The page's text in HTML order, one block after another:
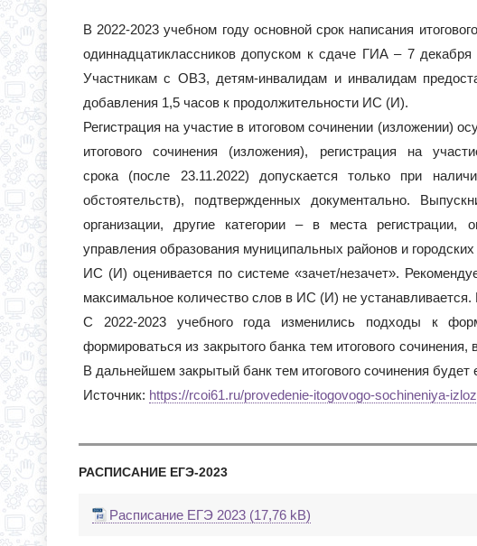
В 2022-2023 учебном году основной срок написания
одиннадцатиклассников допуском к сдаче ГИА – 7
Участникам с ОВЗ, детям-инвалидам и инвалидам
добавления 1,5 часов к продолжительности ИС (И).
Регистрация на участие в итоговом сочинении (изложении)
итогового сочинения (изложения), регистрация на
срока (после 23.11.2022) допускается только при
обстоятельств), подтвержденных документально.
организации, другие категории – в места регистрации,
управления образования муниципальных районов и городских
ИС (И) оценивается по системе «зачет/незачет».
максимальное количество слов в ИС (И) не
С 2022-2023 учебного года изменились подходы к
формироваться из закрытого банка тем итогового
В дальнейшем закрытый банк тем итогового сочинения
Источник: https://rcoi61.ru/provedenie-itogovogo-sochineniya-
РАСПИСАНИЕ ЕГЭ-2023
Расписание ЕГЭ 2023